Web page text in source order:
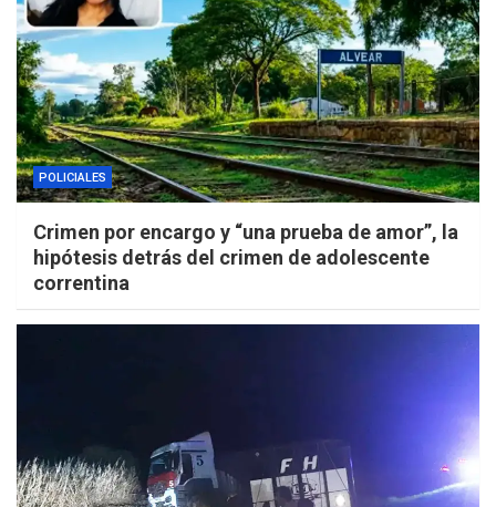
POLICIALES
Crimen por encargo y “una prueba de amor”, la
hipótesis detrás del crimen de adolescente
correntina